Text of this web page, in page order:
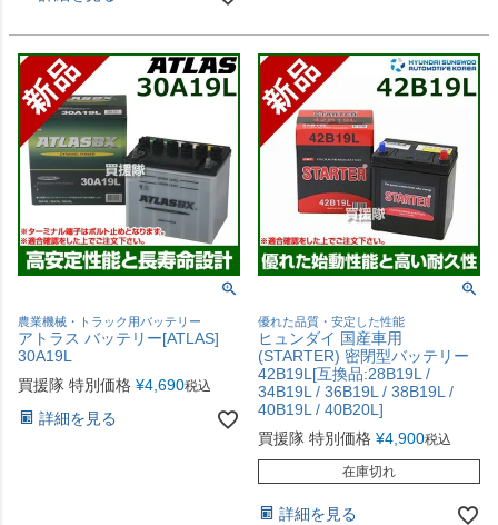
農業機械・トラック用バッテリー
アトラス バッテリー[ATLAS]
30A19L
買援隊 特別価格 ¥4,690税込
詳細を見る
優れた品質・安定した性能
ヒュンダイ 国産車用
(STARTER) 密閉型バッテリー
42B19L[互換品:28B19L /
34B19L / 36B19L / 38B19L /
40B19L / 40B20L]
買援隊 特別価格 ¥4,900税込
在庫切れ
詳細を見る